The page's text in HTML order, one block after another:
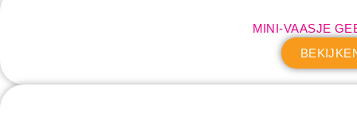
MINI-VAASJE